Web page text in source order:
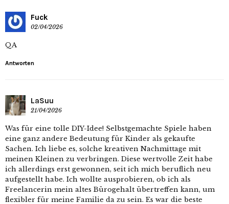
Fuck
02/04/2026
QA
Antworten
LaSuu
21/04/2026
Was für eine tolle DIY-Idee! Selbstgemachte Spiele haben
eine ganz andere Bedeutung für Kinder als gekaufte
Sachen. Ich liebe es, solche kreativen Nachmittage mit
meinen Kleinen zu verbringen. Diese wertvolle Zeit habe
ich allerdings erst gewonnen, seit ich mich beruflich neu
aufgestellt habe. Ich wollte ausprobieren, ob ich als
Freelancerin mein altes Bürogehalt übertreffen kann, um
flexibler für meine Familie da zu sein. Es war die beste